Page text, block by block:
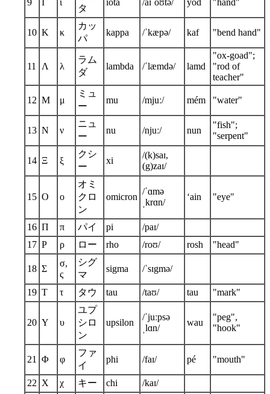
9 Ι ι
タ
iota /aɪˈoʊtə/ yod "hand"
10 Κ κ
カッ
パ
kappa /ˈkæpə/ kaf "bend hand"
11 Λ λ
ラム
ダ
lambda /ˈlæmdə/ lamd
"ox-goad";
"rod of
teacher"
12 Μ μ
ミュ
ー
mu /mjuː/ mém "water"
13 Ν ν
ニュ
ー
nu /njuː/ nun
"fish";
"serpent"
14 Ξ ξ
クシ
ー
xi
/(k)saɪ,
(g)zaɪ/
15 Ο ο
オミ
クロ
ン
omicron
/ˈɑmə
ˌkrɑn/
‘ain "eye"
16 Π π パイ pi
/paɪ/
17 Ρ ρ ロー rho /roʊ/ rosh "head"
18 Σ
σ,
ς
シグ
マ
sigma /ˈsɪgmə/
19 Τ τ タウ tau /taʊ/ tau "mark"
20 Υ υ
ユプ
シロ
ン
upsilon
/ˈjuːpsə
ˌlɑn/
wau
"peg",
"hook"
21 Φ φ
ファ
イ
phi /faɪ/ pé "mouth"
22 Χ χ キー chi /kaɪ/